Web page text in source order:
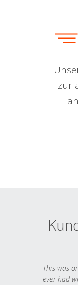
zur
This was
ever had